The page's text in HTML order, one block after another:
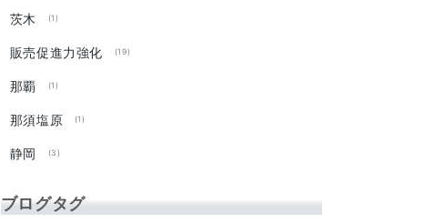
茨木 (1)
販売促進力強化 (19)
那覇 (1)
那須塩原 (1)
静岡 (3)
ブログタグ